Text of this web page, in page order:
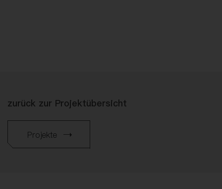
zurück zur Projektübersicht
Projekte